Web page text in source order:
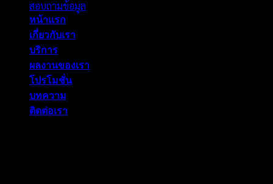
สอบถามข้อมูล
หน้าแรก
เกี่ยวกับเรา
บริการ
ผลงานของเรา
โปรโมชั่น
บทความ
ติดต่อเรา